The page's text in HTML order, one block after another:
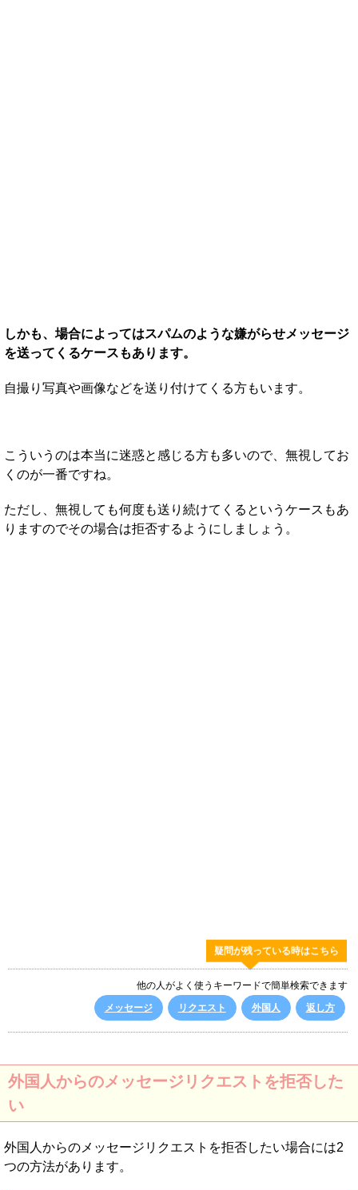
しかも、場合によってはスパムのような嫌がらせメッセージ
を送ってくるケースもあります。
自撮り写真や画像などを送り付けてくる方もいます。
こういうのは本当に迷惑と感じる方も多いので、無視してお
くのが一番ですね。
ただし、無視しても何度も送り続けてくるというケースもあ
りますのでその場合は拒否するようにしましょう。
疑問が残っている時はこちら
他の人がよく使うキーワードで簡単検索できます
メッセージ
リクエスト 外国人 返し方
外国人からのメッセージリクエストを拒否した
い
外国人からのメッセージリクエストを拒否したい場合には2
つの方法があります。